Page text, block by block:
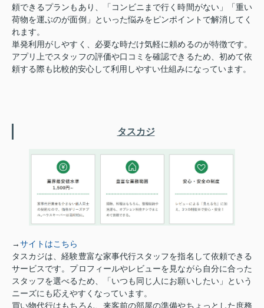
頼できるプランもあり、「コンビニまで行く時間がない」「重い
荷物を運ぶのが面倒」といった悩みをピンポイントで解消してく
れます。
単発利用がしやすく、必要な時だけ気軽に頼めるのが特徴です。
アプリ上でスタッフの評価や口コミを確認できるため、初めて依
頼する際も比較的安心して利用しやすい仕組みになっています。
タスカジ
→サイトはこちら
タスカジは、経験豊富な家事代行スタッフを指名して依頼できる
サービスです。プロフィールやレビューを見ながら自分に合った
スタッフを選べるため、「いつも同じ人にお願いしたい」という
ニーズにも応えやすくなっています。
買い物代行はもちろん、来客前の部屋の準備やちょっとした庶務